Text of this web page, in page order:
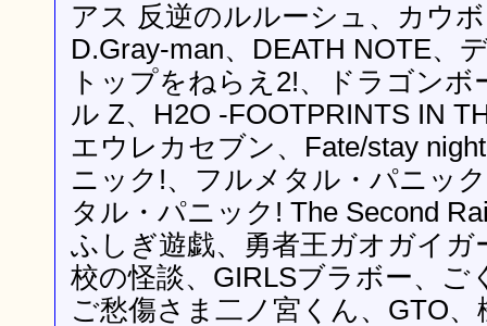
アス 反逆のルルーシュ、カウ
D.Gray-man、DEATH NOTE、
トップをねらえ2!、ドラゴン
ル Z、H2O -FOOTPRINTS IN
エウレカセブン、Fate/stay
ニック!、フルメタル・パニッ
タル・パニック! The Second
ふしぎ遊戯、勇者王ガオガイガ
校の怪談、GIRLSブラボー、ご
ご愁傷さま二ノ宮くん、GTO